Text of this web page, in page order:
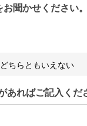
聞かせください
ちらともいえない
あればご記入くだ
ればご記入くださ